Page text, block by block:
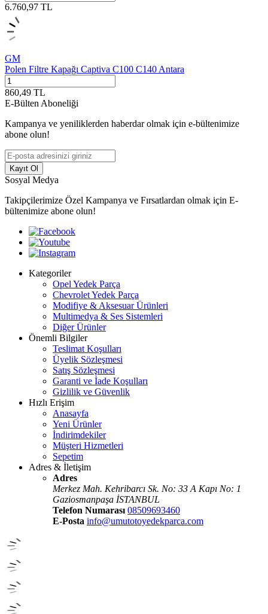
6.760,97 TL
GM
Polen Filtre Kapağı Captiva C100 C140 Antara
860,49 TL
E-Bülten Aboneliği
Kampanya ve yeniliklerden haberdar olmak için e-bültenimize
abone olun!
Kayıt Ol
Sosyal Medya
Takipçilerimize Özel Kampanya ve Fırsatlardan olmak için E-
bültenimize abone olun!
Kategoriler
Opel Yedek Parça
Chevrolet Yedek Parça
Modifiye & Aksesuar Ürünleri
Multimedya & Ses Sistemleri
Diğer Ürünler
Önemli Bilgiler
Teslimat Koşulları
Üyelik Sözleşmesi
Satış Sözleşmesi
Garanti ve İade Koşulları
Gizlilik ve Güvenlik
Hızlı Erişim
Anasayfa
Yeni Ürünler
İndirimdekiler
Müşteri Hizmetleri
Sepetim
Adres & İletişim
Adres
Merkez Mah. Kehribarcı Sk. No: 33 A Kapı No: 1
Gaziosmanpaşa İSTANBUL
Telefon Numarası 08509693460
E-Posta info@umutotoyedekparca.com